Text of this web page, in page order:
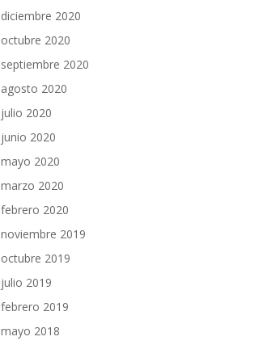
diciembre 2020
octubre 2020
septiembre 2020
agosto 2020
julio 2020
junio 2020
mayo 2020
marzo 2020
febrero 2020
noviembre 2019
octubre 2019
julio 2019
febrero 2019
mayo 2018